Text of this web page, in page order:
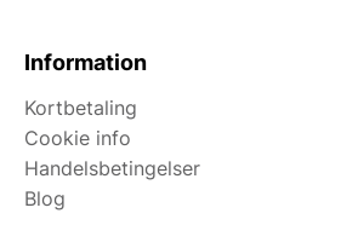
Information
Kortbetaling
Cookie info
Handelsbetingelser
Blog